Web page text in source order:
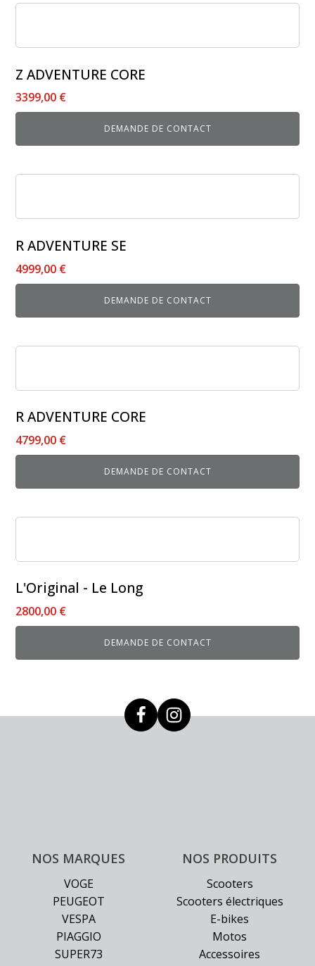
Z ADVENTURE CORE
3399,00 €
DEMANDE DE CONTACT
R ADVENTURE SE
4999,00 €
DEMANDE DE CONTACT
R ADVENTURE CORE
4799,00 €
DEMANDE DE CONTACT
L'Original - Le Long
2800,00 €
DEMANDE DE CONTACT
NOS MARQUES
VOGE
PEUGEOT
VESPA
PIAGGIO
SUPER73
NOS PRODUITS
Scooters
Scooters électriques
E-bikes
Motos
Accessoires